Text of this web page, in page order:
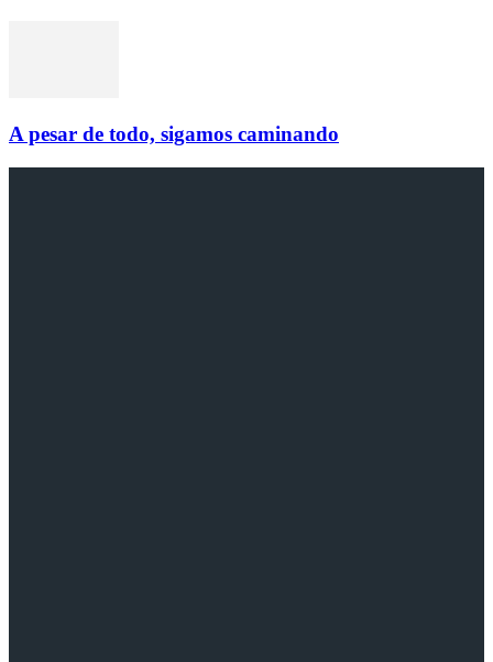
A pesar de todo, sigamos caminando